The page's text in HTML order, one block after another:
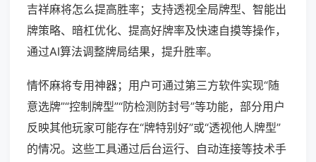
吉祥麻将怎么提高胜率；支持透视全局牌型、智能出
牌策略、暗杠优化、提高好牌率及快速自摸等操作，
通过AI算法调整牌局结果，提升胜率。
情怀麻将专用神器；用户可通过第三方软件实现“随
意选牌”“控制牌型”“防检测防封号”等功能，部分用户
反映其他玩家可能存在“牌特别好”或“透视他人牌型”
的情况。这些工具通过后台运行、自动连接等技术手